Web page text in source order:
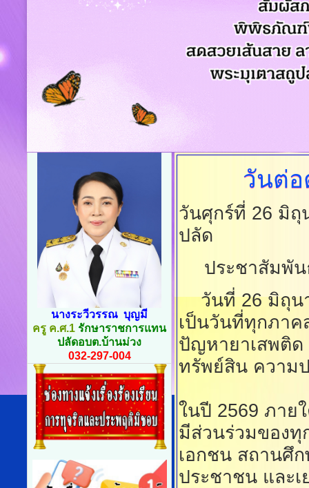
วันต่อ
วันศุกร์ที่ 26 มิถุ
ปลัด
ประชาสัมพัน
วันที่ 26 มิถุนา
เป็นวันที่ทุกภาค
ปัญหายาเสพติด
ทรัพย์สิน ความ
ในปี 2569 ภาย
มีส่วนร่วมของทุ
เอกชน สถานศึ
ประชาชน และ
นางระวีวรรณ บุญมี
ครู ค.ศ.1 รักษาราชการแทน
ปลัดอบต.บ้านม่วง
032-297-004